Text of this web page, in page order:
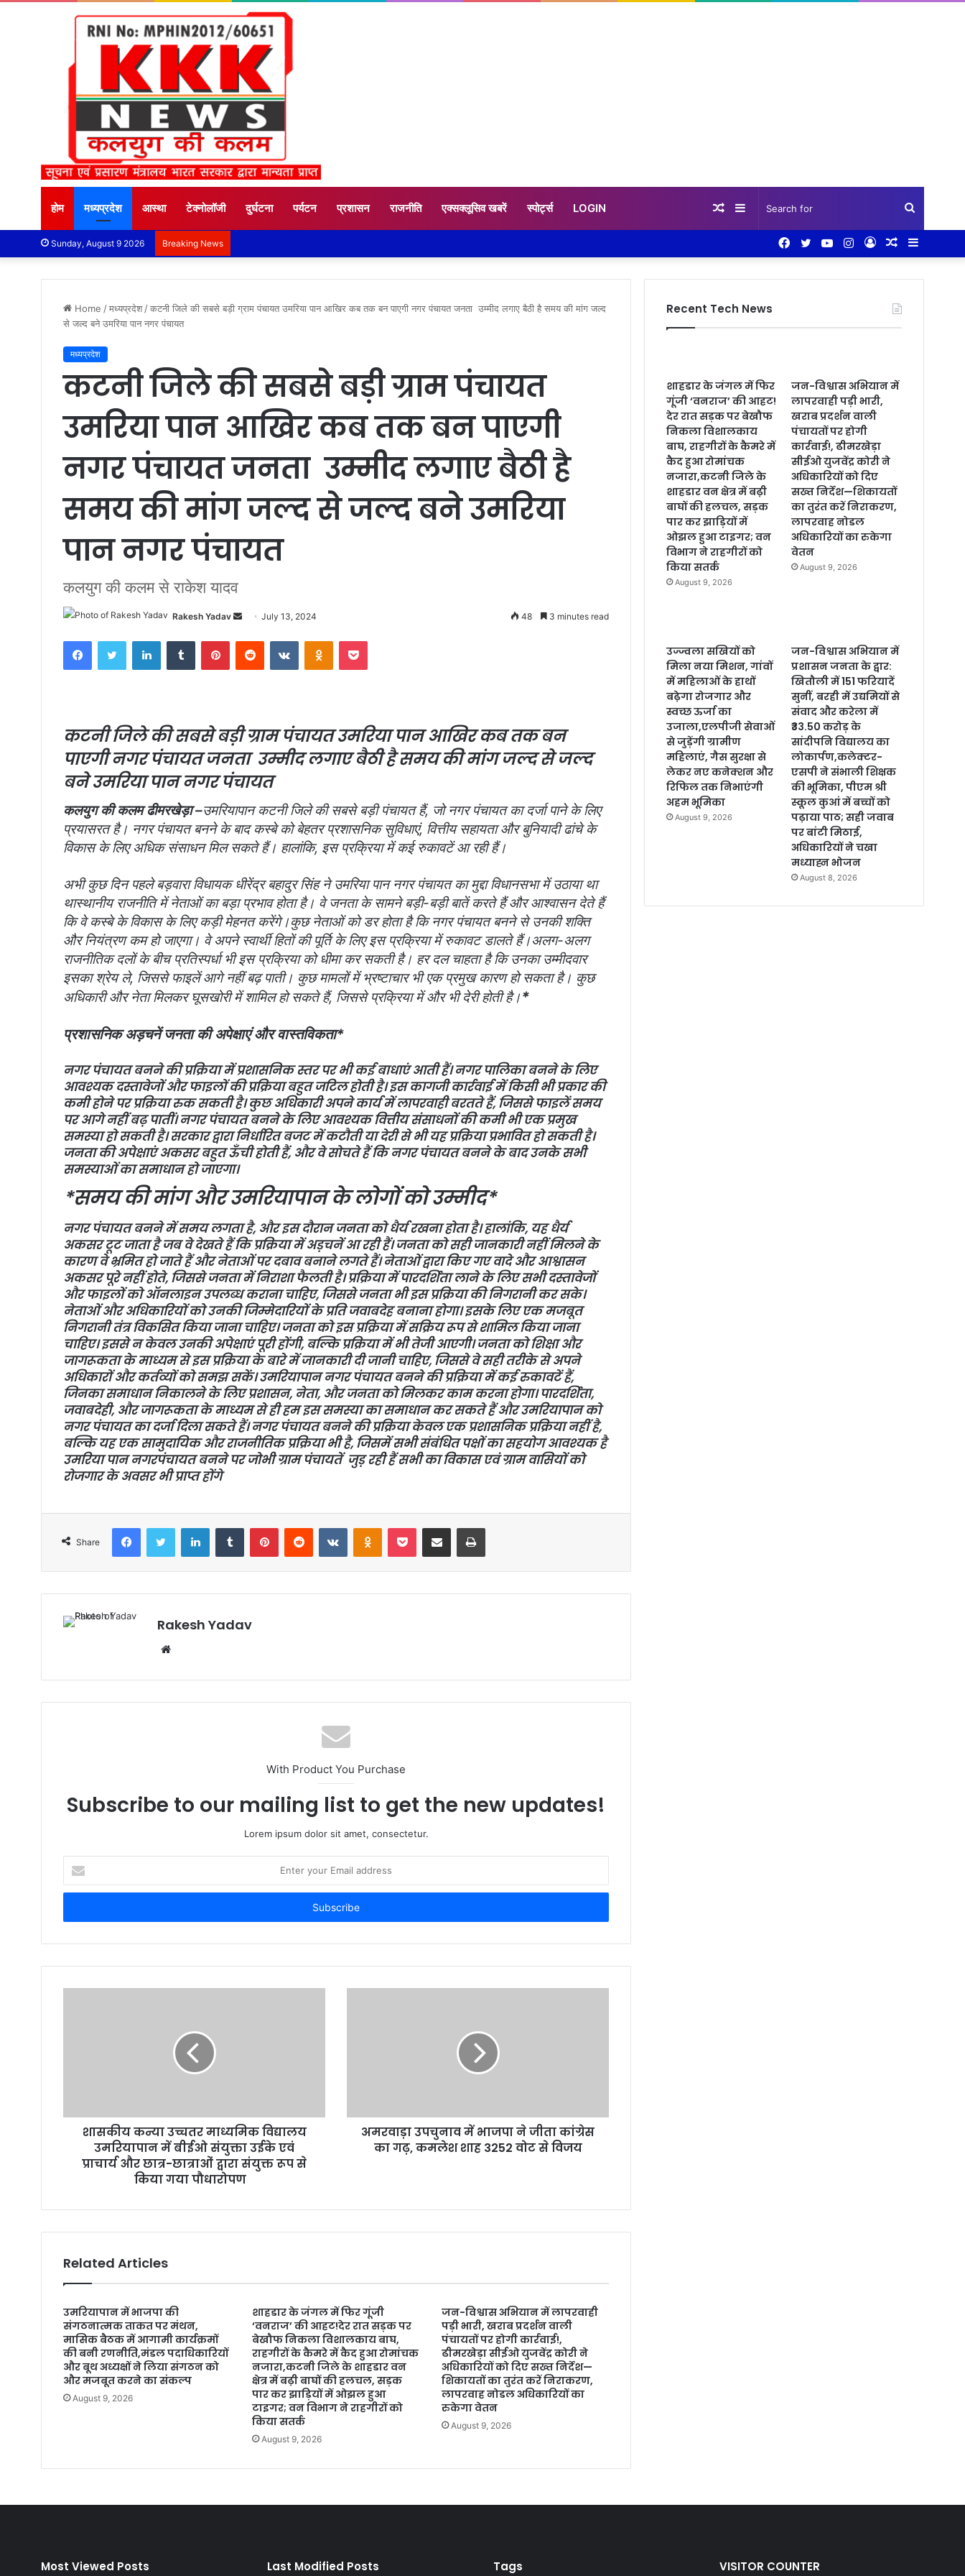
होम मध्यप्रदेश आस्था टेक्नोलॉजी दुर्घटना पर्यटन प्रशासन राजनीति एक्सक्लूसिव खबरें स्पोर्ट्स LOGIN
for
Sidebar
Random
Sunday, August 9 2026 Breaking News
Random
Log
Instagram
YouTube
Twitter
Facebook
Home /मध्यप्रदेश /कटनी जिले की सबसे बड़ी ग्राम पंचायत उमरिया पान आखिर कब तक बन पाएगी नगर पंचायत जनता उम्मीद लगाए बैठी है समय की मांग जल्द
से जल्द बने उमरिया पान नगर पंचायत
मध्यप्रदेश
कटनी जिले की सबसे बड़ी ग्राम पंचायत
उमरिया पान आखिर कब तक बन पाएगी
नगर पंचायत जनता उम्मीद लगाए बैठी है
समय की मांग जल्द से जल्द बने उमरिया
पान नगर पंचायत
कलयुग की कलम से राकेश यादव
Rakesh Yadav
n
d
m
a
l
July 13, 2024 48 3 minutes read
कटनी जिले की सबसे बड़ी ग्राम पंचायत उमरिया पान आखिर कब तक बन
पाएगी नगर पंचायत जनता उम्मीद लगाए बैठी है समय की मांग जल्द से जल्द
बने उमरिया पान नगर पंचायत
कलयुग की कलम ढीमरखेड़ा –उमरियापान कटनी जिले की सबसे बड़ी पंचायत हैं, जो नगर पंचायत का दर्जा पाने के लिए
प्रयासरत है। नगर पंचायत बनने के बाद कस्बे को बेहतर प्रशासनिक सुविधाएं, वित्तीय सहायता और बुनियादी ढांचे के
विकास के लिए अधिक संसाधन मिल सकते हैं। हालांकि, इस प्रक्रिया में कई रुकावटें आ रही हैं।
अभी कुछ दिन पहले बड़वारा विधायक धीरेंद्र बहादुर सिंह ने उमरिया पान नगर पंचायत का मुद्दा विधानसभा में उठाया था
थास्थानीय राजनीति में नेताओं का बड़ा प्रभाव होता है। वे जनता के सामने बड़ी-बड़ी बातें करते हैं और आश्वासन देते हैं
कि वे कस्बे के विकास के लिए कड़ी मेहनत करेंगे।कुछ नेताओं को डर होता है कि नगर पंचायत बनने से उनकी शक्ति
और नियंत्रण कम हो जाएगा। वे अपने स्वार्थी हितों की पूर्ति के लिए इस प्रक्रिया में रुकावट डालते हैं।अलग-अलग
राजनीतिक दलों के बीच प्रतिस्पर्धा भी इस प्रक्रिया को धीमा कर सकती है। हर दल चाहता है कि उनका उम्मीदवार
इसका श्रेय ले, जिससे फाइलें आगे नहीं बढ़ पाती। कुछ मामलों में भ्रष्टाचार भी एक प्रमुख कारण हो सकता है। कुछ
अधिकारी और नेता मिलकर घूसखोरी में शामिल हो सकते हैं, जिससे प्रक्रिया में और भी देरी होती है।*
प्रशासनिक अड़चनें जनता की अपेक्षाएं और वास्तविकता*
नगर पंचायत बनने की प्रक्रिया में प्रशासनिक स्तर पर भी कई बाधाएं आती हैं। नगर पालिका बनने के लिए
आवश्यक दस्तावेजों और फाइलों की प्रक्रिया बहुत जटिल होती है। इस कागजी कार्रवाई में किसी भी प्रकार की
कमी होने पर प्रक्रिया रुक सकती है। कुछ अधिकारी अपने कार्य में लापरवाही बरतते हैं, जिससे फाइलें समय
पर आगे नहीं बढ़ पातीं। नगर पंचायत बनने के लिए आवश्यक वित्तीय संसाधनों की कमी भी एक प्रमुख
समस्या हो सकती है। सरकार द्वारा निर्धारित बजट में कटौती या देरी से भी यह प्रक्रिया प्रभावित हो सकती है।
जनता की अपेक्षाएं अकसर बहुत ऊँची होती हैं, और वे सोचते हैं कि नगर पंचायत बनने के बाद उनके सभी
समस्याओं का समाधान हो जाएगा।
*समय की मांग और उमरियापान के लोगों को उम्मीद*
नगर पंचायत बनने में समय लगता है, और इस दौरान जनता को धैर्य रखना होता है। हालांकि, यह धैर्य
अकसर टूट जाता है जब वे देखते हैं कि प्रक्रिया में अड़चनें आ रही हैं। जनता को सही जानकारी नहीं मिलने के
कारण वे भ्रमित हो जाते हैं और नेताओं पर दबाव बनाने लगते हैं। नेताओं द्वारा किए गए वादे और आश्वासन
अकसर पूरे नहीं होते, जिससे जनता में निराशा फैलती है। प्रक्रिया में पारदर्शिता लाने के लिए सभी दस्तावेजों
और फाइलों को ऑनलाइन उपलब्ध कराना चाहिए, जिससे जनता भी इस प्रक्रिया की निगरानी कर सके।
नेताओं और अधिकारियों को उनकी जिम्मेदारियों के प्रति जवाबदेह बनाना होगा। इसके लिए एक मजबूत
निगरानी तंत्र विकसित किया जाना चाहिए। जनता को इस प्रक्रिया में सक्रिय रूप से शामिल किया जाना
चाहिए। इससे न केवल उनकी अपेक्षाएं पूरी होंगी, बल्कि प्रक्रिया में भी तेजी आएगी। जनता को शिक्षा और
जागरूकता के माध्यम से इस प्रक्रिया के बारे में जानकारी दी जानी चाहिए, जिससे वे सही तरीके से अपने
अधिकारों और कर्तव्यों को समझ सकें। उमरियापान नगर पंचायत बनने की प्रक्रिया में कई रुकावटें हैं,
जिनका समाधान निकालने के लिए प्रशासन, नेता, और जनता को मिलकर काम करना होगा। पारदर्शिता,
जवाबदेही, और जागरूकता के माध्यम से ही हम इस समस्या का समाधान कर सकते हैं और उमरियापान को
नगर पंचायत का दर्जा दिला सकते हैं। नगर पंचायत बनने की प्रक्रिया केवल एक प्रशासनिक प्रक्रिया नहीं है,
बल्कि यह एक सामुदायिक और राजनीतिक प्रक्रिया भी है, जिसमें सभी संबंधित पक्षों का सहयोग आवश्यक है
उमरिया पान नगरपंचायत बनने पर जोभी ग्राम पंचायतें जुड़ रही हैं सभी का विकास एवं ग्राम वासियों को
रोजगार के अवसर भी प्राप्त होंगे
Share
Rakesh Yadav
b
s
With Product You Purchase
Subscribe to our mailing list to get the new updates!
Lorem ipsum dolor sit amet, consectetur.
t
r
u
r
शासकीय कन्या उच्चतर माध्यमिक विद्यालय
उमरियापान में बीईओ संयुक्ता उईके एवं
प्राचार्य और छात्र-छात्राओं द्वारा संयुक्त रूप से
किया गया पौधारोपण
अमरवाड़ा उपचुनाव में भाजपा ने जीता कांग्रेस
का गढ़, कमलेश शाह 3252 वोट से विजय
Related Articles
उमरियापान में भाजपा की
संगठनात्मक ताकत पर मंथन,
मासिक बैठक में आगामी कार्यक्रमों
की बनी रणनीति,मंडल पदाधिकारियों
और बूथ अध्यक्षों ने लिया संगठन को
और मजबूत करने का संकल्प
August 9, 2026
शाहडार के जंगल में फिर गूंजी
‘वनराज’ की आहट!देर रात सड़क पर
बेखौफ निकला विशालकाय बाघ,
राहगीरों के कैमरे में कैद हुआ रोमांचक
नजारा,कटनी जिले के शाहडार वन
क्षेत्र में बढ़ी बाघों की हलचल, सड़क
पार कर झाड़ियों में ओझल हुआ
टाइगर; वन विभाग ने राहगीरों को
किया सतर्क
August 9, 2026
जन-विश्वास अभियान में लापरवाही
पड़ी भारी, खराब प्रदर्शन वाली
पंचायतों पर होगी कार्रवाई!,
ढीमरखेड़ा सीईओ युजवेंद्र कोरी ने
अधिकारियों को दिए सख्त निर्देश—
शिकायतों का तुरंत करें निराकरण,
लापरवाह नोडल अधिकारियों का
रुकेगा वेतन
August 9, 2026
Recent Tech News
शाहडार के जंगल में फिर
गूंजी ‘वनराज’ की आहट!
देर रात सड़क पर बेखौफ
निकला विशालकाय
बाघ, राहगीरों के कैमरे में
कैद हुआ रोमांचक
नजारा,कटनी जिले के
शाहडार वन क्षेत्र में बढ़ी
बाघों की हलचल, सड़क
पार कर झाड़ियों में
ओझल हुआ टाइगर; वन
विभाग ने राहगीरों को
किया सतर्क
August 9, 2026
जन-विश्वास अभियान में
लापरवाही पड़ी भारी,
खराब प्रदर्शन वाली
पंचायतों पर होगी
कार्रवाई!, ढीमरखेड़ा
सीईओ युजवेंद्र कोरी ने
अधिकारियों को दिए
सख्त निर्देश—शिकायतों
का तुरंत करें निराकरण,
लापरवाह नोडल
अधिकारियों का रुकेगा
वेतन
August 9, 2026
उज्ज्वला सखियों को
मिला नया मिशन, गांवों
में महिलाओं के हाथों
बढ़ेगा रोजगार और
स्वच्छ ऊर्जा का
उजाला,एलपीजी सेवाओं
से जुड़ेंगी ग्रामीण
महिलाएं, गैस सुरक्षा से
लेकर नए कनेक्शन और
रिफिल तक निभाएंगी
अहम भूमिका
August 9, 2026
जन-विश्वास अभियान में
प्रशासन जनता के द्वार:
खितौली में 151 फरियादें
सुनीं, बरही में उद्यमियों से
संवाद और करेला में
₹33.50 करोड़ के
सांदीपनि विद्यालय का
लोकार्पण,कलेक्टर-
एसपी ने संभाली शिक्षक
की भूमिका, पीएम श्री
स्कूल कुआं में बच्चों को
पढ़ाया पाठ; सही जवाब
पर बांटी मिठाई,
अधिकारियों ने चखा
मध्याह्न भोजन
August 8, 2026
Most Viewed Posts Last Modified Posts Tags VISITOR COUNTER